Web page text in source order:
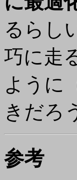
るらし
巧に走
ように
きだろ
参考